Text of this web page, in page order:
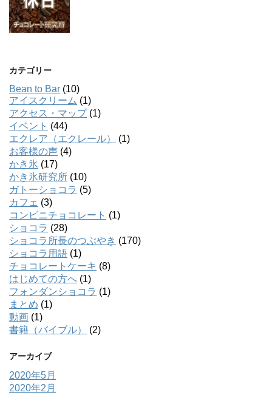
カテゴリー
Bean to Bar (10)
アイスクリーム (1)
アクセス・マップ(1)
イベント (44)
エクレア（エクレール）
(1)
お客様の声 (4)
かき氷 (17)
かき氷研究所 (10)
ガトーショコラ (5)
カフェ (3)
コンビニチョコレート (1)
ショコラ (28)
ショコラ所長のつぶやき (170)
ショコラ用語 (1)
チョコレートケーキ (8)
はじめての方へ (1)
フォンダンショコラ (1)
まとめ (1)
動画 (1)
書籍（バイブル）
(2)
アーカイブ
2020年5月
2020年2月